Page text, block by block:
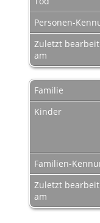
Personen-
Zuletzt
am
Familie
Kinder
Familien-
Zuletzt
am